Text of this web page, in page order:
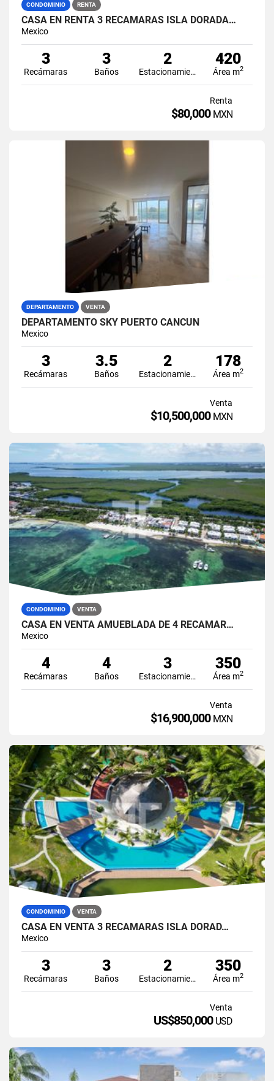
CONDOMINIO RENTA
CASA EN RENTA 3 RECÁMARAS ISLA DORADA…
Mexico
3
Recámaras
3
Baños
2
Estacionamiento
420
Área m2
Renta
$80,000 MXN
DEPARTAMENTO VENTA
DEPARTAMENTO SKY PUERTO CANCÚN
Mexico
3
Recámaras
3.5
Baños
2
Estacionamiento
178
Área m2
Venta
$10,500,000 MXN
CONDOMINIO VENTA
CASA EN VENTA AMUEBLADA DE 4 RECÁMAR…
Mexico
4
Recámaras
4
Baños
3
Estacionamiento
350
Área m2
Venta
$16,900,000 MXN
CONDOMINIO VENTA
CASA EN VENTA 3 RECÁMARAS ISLA DORAD…
Mexico
3
Recámaras
3
Baños
2
Estacionamiento
350
Área m2
Venta
US$850,000 USD